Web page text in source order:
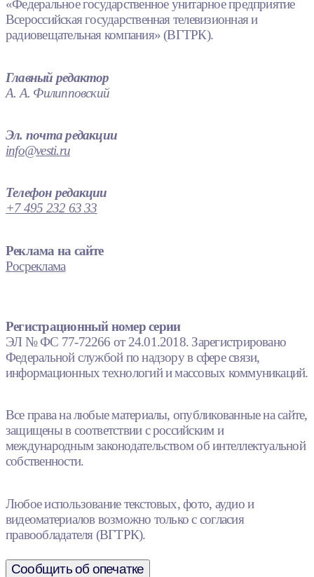
«Федеральное государственное унитарное предприятие
Всероссийская государственная телевизионная и
радиовещательная компания» (ВГТРК).
Главный редактор
А. А. Филипповский
Эл. почта редакции
info@vesti.ru
Телефон редакции
+7 495 232 63 33
Реклама на сайте
Росреклама
Регистрационный номер серии
ЭЛ № ФС 77-72266 от 24.01.2018. Зарегистрировано
Федеральной службой по надзору в сфере связи,
информационных технологий и массовых коммуникаций.
Все права на любые материалы, опубликованные на сайте,
защищены в соответствии с российским и
международным законодательством об интеллектуальной
собственности.
Любое использование текстовых, фото, аудио и
видеоматериалов возможно только с согласия
правообладателя (ВГТРК).
Сообщить об опечатке